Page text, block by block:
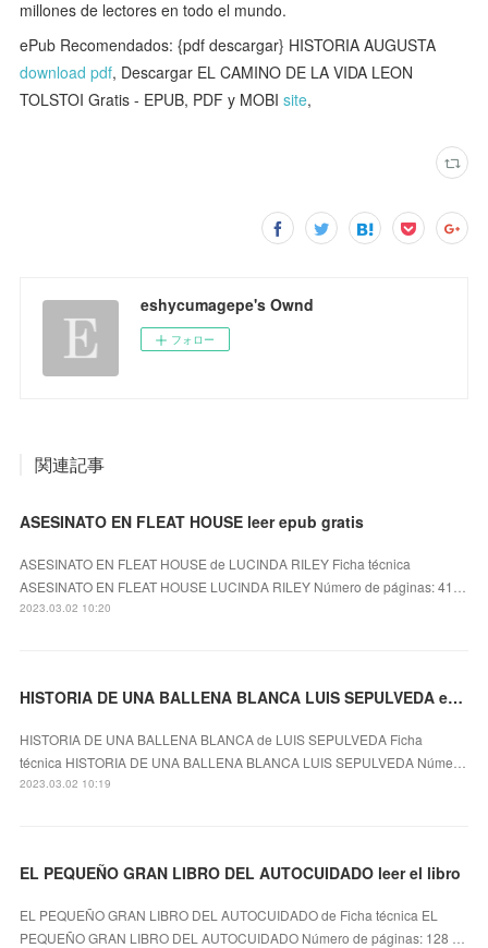
millones de lectores en todo el mundo.
ePub Recomendados: {pdf descargar} HISTORIA AUGUSTA
download pdf, Descargar EL CAMINO DE LA VIDA LEON
TOLSTOI Gratis - EPUB, PDF y MOBIsite,
eshycumagepe's Ownd
フォロー
関連記事
ASESINATO EN FLEAT HOUSE leer epub gratis
ASESINATO EN FLEAT HOUSE de LUCINDA RILEY Ficha técnica
ASESINATO EN FLEAT HOUSE LUCINDA RILEY Número de páginas: 41…
2023.03.02 10:20
HISTORIA DE UNA BALLENA BLANCA LUIS SEPULVEDA ePub gratis
HISTORIA DE UNA BALLENA BLANCA de LUIS SEPULVEDA Ficha
técnica HISTORIA DE UNA BALLENA BLANCA LUIS SEPULVEDA Núme…
2023.03.02 10:19
EL PEQUEÑO GRAN LIBRO DEL AUTOCUIDADO leer el libro
EL PEQUEÑO GRAN LIBRO DEL AUTOCUIDADO de Ficha técnica EL
PEQUEÑO GRAN LIBRO DEL AUTOCUIDADO Número de páginas: 128 …